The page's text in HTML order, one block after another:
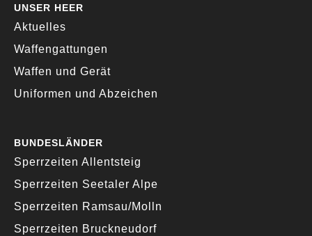
UNSER HEER
Aktuelles
Waffengattungen
Waffen und Gerät
Uniformen und Abzeichen
BUNDESLÄNDER
Sperrzeiten Allentsteig
Sperrzeiten Seetaler Alpe
Sperrzeiten Ramsau/Molln
Sperrzeiten Bruckneudorf